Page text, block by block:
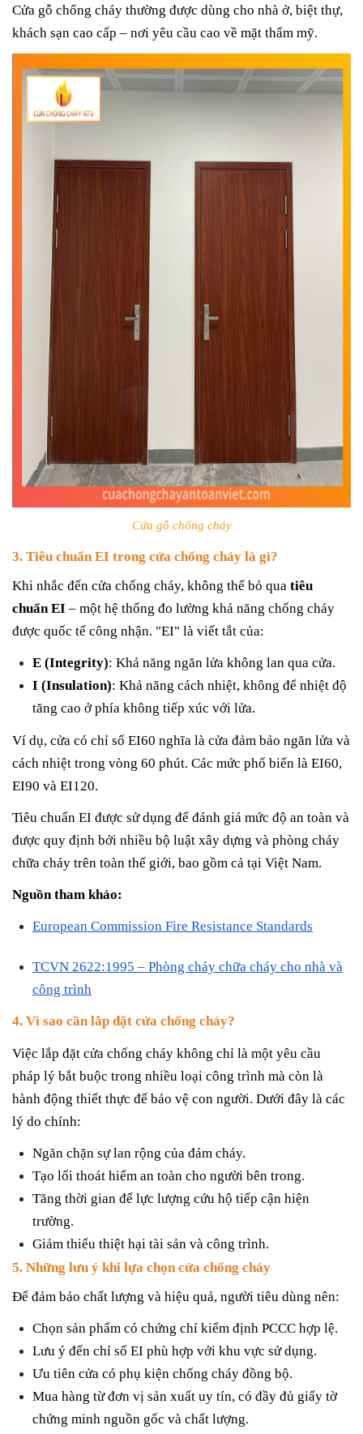
Cửa gỗ chống cháy thường được dùng cho nhà ở, biệt thự,
khách sạn cao cấp – nơi yêu cầu cao về mặt thẩm mỹ.
Cửa gỗ chống cháy
3. Tiêu chuẩn EI trong cửa chống cháy là gì?
Khi nhắc đến cửa chống cháy, không thể bỏ qua tiêu
chuẩn EI – một hệ thống đo lường khả năng chống cháy
được quốc tế công nhận. "EI" là viết tắt của:
E (Integrity): Khả năng ngăn lửa không lan qua cửa.
I (Insulation): Khả năng cách nhiệt, không để nhiệt độ
tăng cao ở phía không tiếp xúc với lửa.
Ví dụ, cửa có chỉ số EI60 nghĩa là cửa đảm bảo ngăn lửa và
cách nhiệt trong vòng 60 phút. Các mức phổ biến là EI60,
EI90 và EI120.
Tiêu chuẩn EI được sử dụng để đánh giá mức độ an toàn và
được quy định bởi nhiều bộ luật xây dựng và phòng cháy
chữa cháy trên toàn thế giới, bao gồm cả tại Việt Nam.
Nguồn tham khảo:
European Commission Fire Resistance Standards
TCVN 2622:1995 – Phòng cháy chữa cháy cho nhà và
công trình
4. Vì sao cần lắp đặt cửa chống cháy?
Việc lắp đặt cửa chống cháy không chỉ là một yêu cầu
pháp lý bắt buộc trong nhiều loại công trình mà còn là
hành động thiết thực để bảo vệ con người. Dưới đây là các
lý do chính:
Ngăn chặn sự lan rộng của đám cháy.
Tạo lối thoát hiểm an toàn cho người bên trong.
Tăng thời gian để lực lượng cứu hộ tiếp cận hiện
trường.
Giảm thiểu thiệt hại tài sản và công trình.
5. Những lưu ý khi lựa chọn cửa chống cháy
Để đảm bảo chất lượng và hiệu quả, người tiêu dùng nên:
Chọn sản phẩm có chứng chỉ kiểm định PCCC hợp lệ.
Lưu ý đến chỉ số EI phù hợp với khu vực sử dụng.
Ưu tiên cửa có phụ kiện chống cháy đồng bộ.
Mua hàng từ đơn vị sản xuất uy tín, có đầy đủ giấy tờ
chứng minh nguồn gốc và chất lượng.